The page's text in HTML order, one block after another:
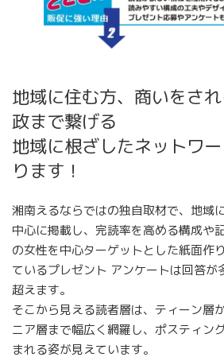
地域に住む方、商いをさ
政まで繋げる
地域に根ざしたネットワ
ります！
湘南えるならではの独自取材で、地域
中心に掲載し、完読率を高める構成や
の女性を中心ターゲットとした紙面作
ているプレゼント アンケートは回答が
超えます。
そこから見える読者層は、ティーン層
ニア層まで幅広く網羅し、ポスティン
まれる姿が見えています。